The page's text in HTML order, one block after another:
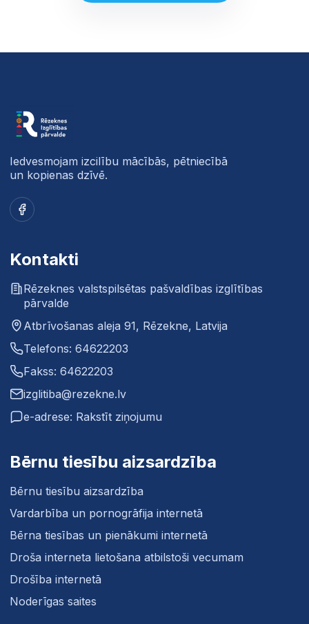
Iedvesmojam izcilību mācībās, pētniecībā
un kopienas dzīvē.
Facebook
Kontakti
Rēzeknes valstspilsētas pašvaldības izglītības
pārvalde
Atbrīvošanas aleja 91, Rēzekne, Latvija
Telefons: 64622203
Fakss: 64622203
izglitiba@rezekne.lv
e-adrese: Rakstīt ziņojumu
Bērnu tiesību aizsardzība
Bērnu tiesību aizsardzība
Vardarbība un pornogrāfija internetā
Bērna tiesības un pienākumi internetā
Droša interneta lietošana atbilstoši vecumam
Drošība internetā
Noderīgas saites